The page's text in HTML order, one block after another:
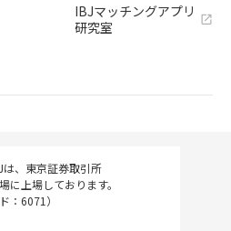
IBJマッチングアプリ
研究室
、東京証券取引所
に上場しております。
：6071）